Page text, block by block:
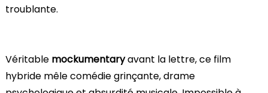
troublante.
Véritable mockumentaryavant la lettre, ce film
hybride mêle comédie grinçante, drame